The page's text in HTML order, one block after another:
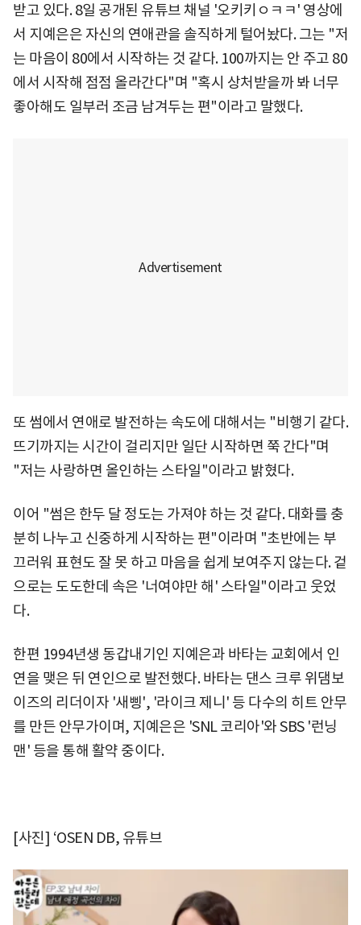
받고 있다. 8일 공개된 유튜브 채널 '오키키ㅇㅋㅋ' 영상에
서 지예은은 자신의 연애관을 솔직하게 털어놨다. 그는 "저
는 마음이 80에서 시작하는 것 같다. 100까지는 안 주고 80
에서 시작해 점점 올라간다"며 "혹시 상처받을까 봐 너무
좋아해도 일부러 조금 남겨두는 편"이라고 말했다.
또 썸에서 연애로 발전하는 속도에 대해서는 "비행기 같다.
뜨기까지는 시간이 걸리지만 일단 시작하면 쭉 간다"며
"저는 사랑하면 올인하는 스타일"이라고 밝혔다.
이어 "썸은 한두 달 정도는 가져야 하는 것 같다. 대화를 충
분히 나누고 신중하게 시작하는 편"이라며 "초반에는 부
끄러워 표현도 잘 못 하고 마음을 쉽게 보여주지 않는다. 겉
으로는 도도한데 속은 '너여야만 해' 스타일"이라고 웃었
다.
한편 1994년생 동갑내기인 지예은과 바타는 교회에서 인
연을 맺은 뒤 연인으로 발전했다. 바타는 댄스 크루 위댐보
이즈의 리더이자 '새삥', '라이크 제니' 등 다수의 히트 안무
를 만든 안무가이며, 지예은은 'SNL 코리아'와 SBS '런닝
맨' 등을 통해 활약 중이다.
[사진] ‘OSEN DB, 유튜브